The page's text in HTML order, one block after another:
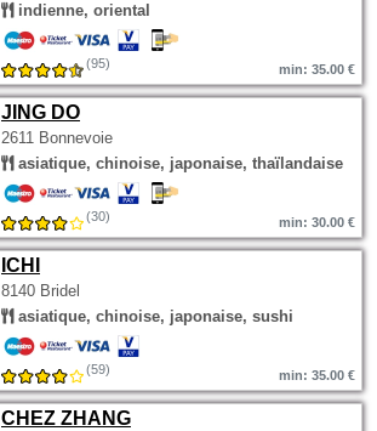
indienne, oriental
(95) min: 35.00 €
JING DO
2611 Bonnevoie
asiatique, chinoise, japonaise, thaïlandaise
(30) min: 30.00 €
ICHI
8140 Bridel
asiatique, chinoise, japonaise, sushi
(59) min: 35.00 €
CHEZ ZHANG